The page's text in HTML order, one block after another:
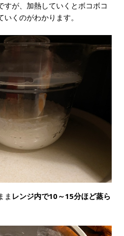
すが、加熱していくとボコボコ
くのがわかります。
ま レンジ内で10～15分ほど蒸ら